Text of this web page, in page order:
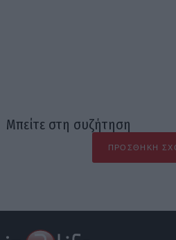
Μπείτε στη συζήτηση
ΠΡΟΣΘΉΚΗ